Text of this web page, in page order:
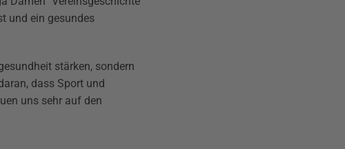
und ein gesundes
stärken, sondern
dass Sport und
uns sehr auf den